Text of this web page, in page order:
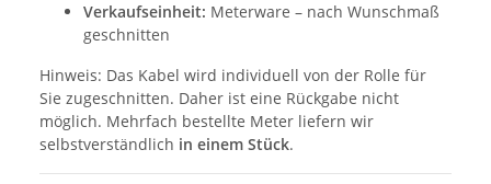
Verkaufseinheit: Meterware – nach Wunschmaß
geschnitten
Hinweis: Das Kabel wird individuell von der Rolle für
Sie zugeschnitten. Daher ist eine Rückgabe nicht
möglich. Mehrfach bestellte Meter liefern wir
selbstverständlich in einem Stück.